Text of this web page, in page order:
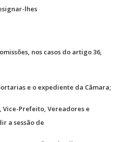
lhes
nos casos do artigo 36,
e o expediente da Câmara;
Vice-Prefeito, Vereadores e
a sessão de